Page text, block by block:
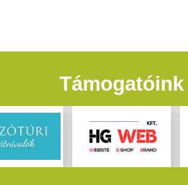
Támogatóink